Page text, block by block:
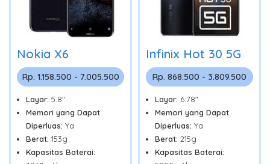
Nokia X6
Rp. 1.158.500 - 7.005.500
Layar: 5.8"
Memori yang Dapat
Diperluas: Ya
Berat: 153g
Kapasitas Baterai:
Infinix Hot 30 5G
Rp. 868.500 - 3.809.500
Layar: 6.78"
Memori yang Dapat
Diperluas: Ya
Berat: 215g
Kapasitas Baterai: